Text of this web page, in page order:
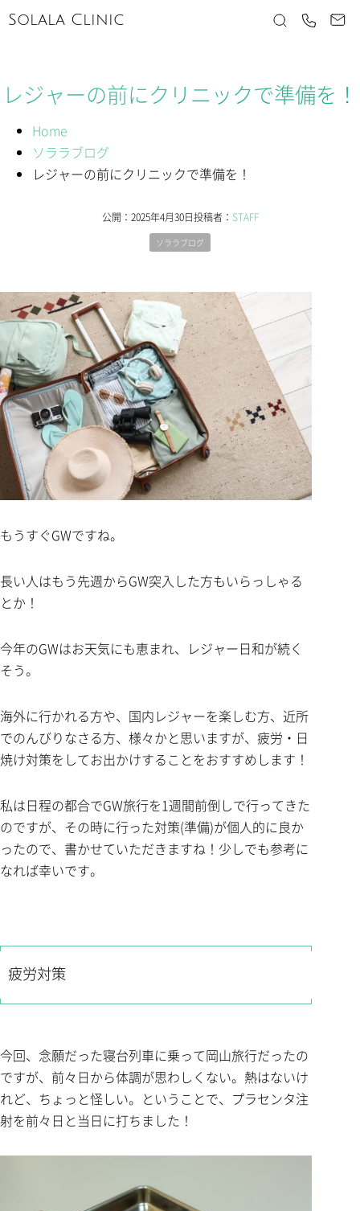
Solala Clinic
Home
ソララブログ
レジャーの前にクリニックで準備を！
レジャーの前にクリニックで準備を！
公開： 2025年4月30日投稿者： STAFF
ソララブログ
もうすぐGWですね。
長い人はもう先週からGW突入した方もいらっしゃる
とか！
今年のGWはお天気にも恵まれ、レジャー日和が続く
そう。
海外に行かれる方や、国内レジャーを楽しむ方、近所
でのんびりなさる方、様々かと思いますが、疲労・日
焼け対策をしてお出かけすることをおすすめします！
私は日程の都合でGW旅行を1週間前倒しで行ってきた
のですが、その時に行った対策(準備)が個人的に良か
ったので、書かせていただきますね！少しでも参考に
なれば幸いです。
疲労対策
今回、念願だった寝台列車に乗って岡山旅行だったの
ですが、前々日から体調が思わしくない。熱はないけ
れど、ちょっと怪しい。ということで、プラセンタ注
射を前々日と当日に打ちました！